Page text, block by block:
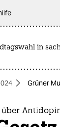
in
Grüner
über